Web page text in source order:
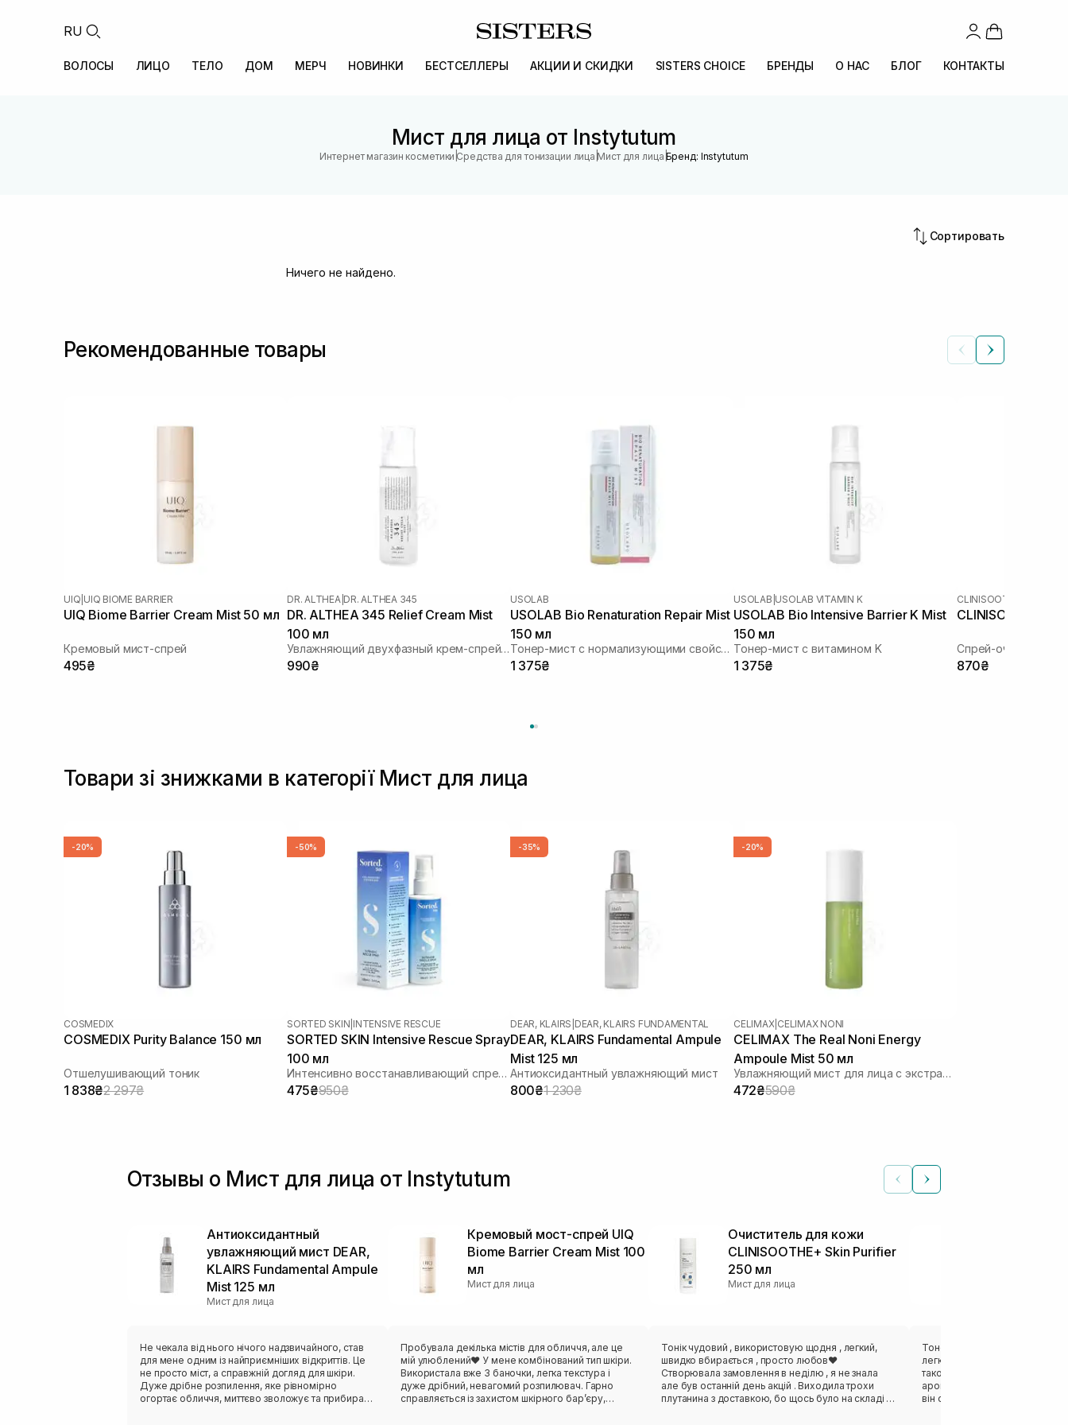
RU
ВОЛОСЫ ЛИЦО ТЕЛО ДОМ МЕРЧ НОВИНКИ БЕСТСЕЛЛЕРЫ АКЦИИ И СКИДКИ SISTERS CHOICE БРЕНДЫ О НАС БЛОГ КОНТАКТЫ
Мист для лица от Instytutum
Интернет магазин косметики |Средства для тонизации лица |Мист для лица |Бренд: Instytutum
Сортировать
Ничего не найдено.
Рекомендованные товары
UIQ UIQ BIOME BARRIER
UIQ Biome Barrier Cream Mist 50 мл
Кремовый мист-спрей
495₴
DR. ALTHEA DR. ALTHEA 345
DR. ALTHEA 345 Relief Cream Mist
100 мл
Увлажняющий двухфазный крем-спрей для лица
990₴
USOLAB
USOLAB Bio Renaturation Repair Mist
150 мл
Тонер-мист с нормализующими свойствами
1 375₴
USOLAB USOLAB VITAMIN K
USOLAB Bio Intensive Barrier K Mist
150 мл
Тонер-мист с витамином K
1 375₴
CLINISOOTHE+
CLINISOOTHE+
Спрей-очиститель
870₴
Товари зі знижками в категорії Мист для лица
-20%
COSMEDIX
COSMEDIX Purity Balance 150 мл
Отшелушивающий тоник
1 838₴2 297₴
-50%
SORTED SKIN INTENSIVE RESCUE
SORTED SKIN Intensive Rescue Spray
100 мл
Интенсивно восстанавливающий спрей для кожи
475₴950₴
-35%
DEAR, KLAIRS DEAR, KLAIRS FUNDAMENTAL
DEAR, KLAIRS Fundamental Ampule
Mist 125 мл
Антиоксидантный увлажняющий мист
800₴1 230₴
-20%
CELIMAX CELIMAX NONI
CELIMAX The Real Noni Energy
Ampoule Mist 50 мл
Увлажняющий мист для лица с экстрактом плодов нони
472₴590₴
Отзывы о Мист для лица от Instytutum
Антиоксидантный
увлажняющий мист DEAR,
KLAIRS Fundamental Ampule
Mist 125 мл
Мист для лица
Не чекала від нього нічого надзвичайного, став
для мене одним із найприємніших відкриттів. Це
не просто міст, а справжній догляд для шкіри.
Дуже дрібне розпилення, яке рівномірно
огортає обличчя, миттєво зволожує та прибирає
Кремовый мост-спрей UIQ
Biome Barrier Cream Mist 100
мл
Мист для лица
Пробувала декілька містів для обличчя, але це
мій улюблений❤️ У мене комбінований тип шкіри.
Використала вже 3 баночки, легка текстура і
дуже дрібний, невагомий розпилювач. Гарно
справляється із захистом шкірного барʼєру,
Очиститель для кожи
CLINISOOTHE+ Skin Purifier
250 мл
Мист для лица
Тонік чудовий , використовую щодня , легкий,
швидко вбирається , просто любов❤️
Створювала замовлення в неділю , я не знала
але був останній день акцій . Виходила трохи
плутанина з доставкою, бо щось було на складі ,
Тонер дуже крутий, гарно
легко наносити, розпилити і
також гарно зволожує і немає
аромат. Дуже економний. Маю
він справляється на ура.